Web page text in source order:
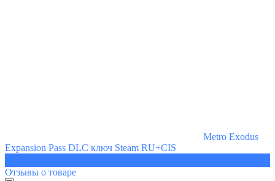
Metro Exodus
Expansion Pass DLC ключ Steam RU+CIS
Отзывы о товаре